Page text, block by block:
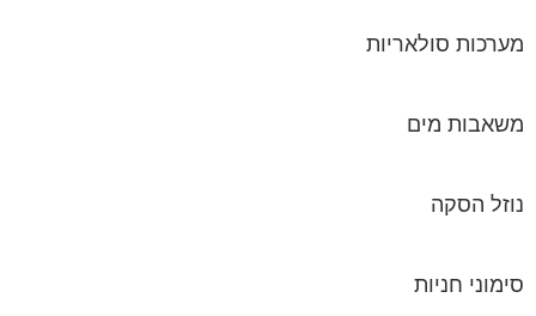
מערכות סולאריות
משאבות מים
נוזל הסקה
סימוני חניות